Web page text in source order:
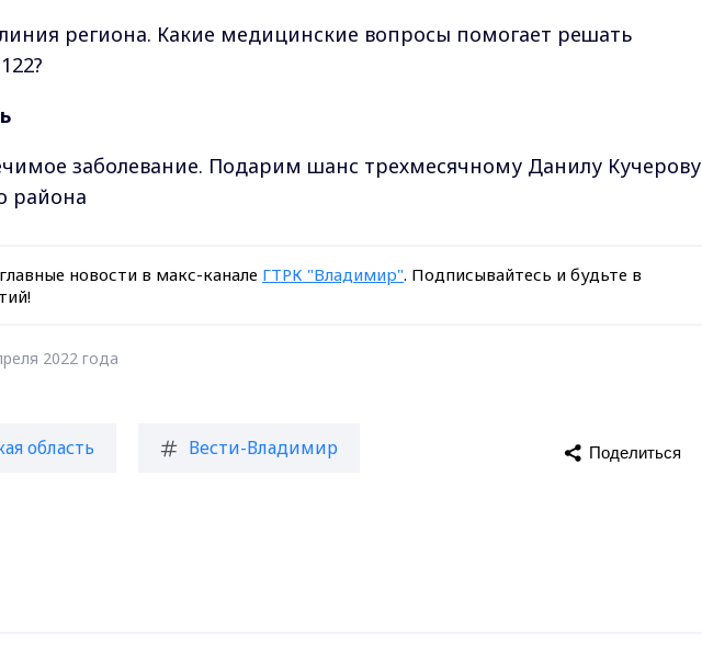
региона. Какие медицинские вопросы помогает решать
заболевание. Подарим шанс трехмесячному Данилу Кучерову
района
новости в макс-канале ГТРК "Владимир". Подписывайтесь и будьте в
2022 года
область Вести-Владимир Поделиться